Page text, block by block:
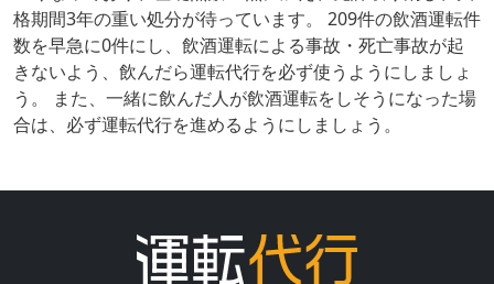
格期間3年の重い処分が待っています。 209件の飲酒運転件
数を早急に0件にし、飲酒運転による事故・死亡事故が起
きないよう、飲んだら運転代行を必ず使うようにしましょ
う。 また、一緒に飲んだ人が飲酒運転をしそうになった場
合は、必ず運転代行を進めるようにしましょう。